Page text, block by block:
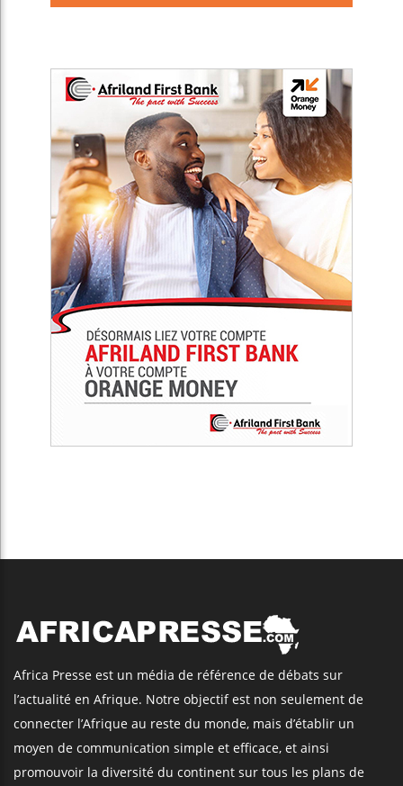
Africa Presse est un média de référence de débats sur
l’actualité en Afrique. Notre objectif est non seulement de
connecter l’Afrique au reste du monde, mais d’établir un
moyen de communication simple et efficace, et ainsi
promouvoir la diversité du continent sur tous les plans de